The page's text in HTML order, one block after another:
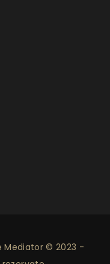
Mediator © 2023 -